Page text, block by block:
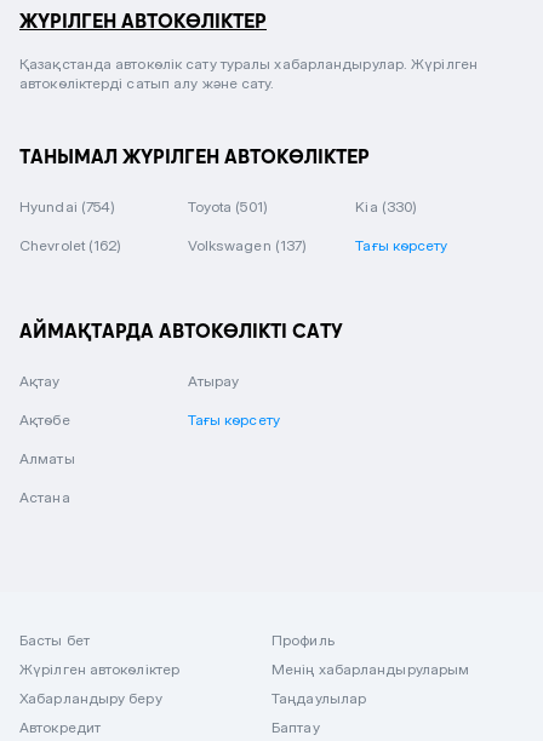
ЖҮРІЛГЕН АВТОКӨЛІКТЕР
Қазақстанда автокөлік сату туралы хабарландырулар. Жүрілген
автокөліктерді сатып алу және сату.
ТАНЫМАЛ ЖҮРІЛГЕН АВТОКӨЛІКТЕР
Hyundai (754) Toyota (501) Kia (330)
Chevrolet (162) Volkswagen (137) Тағы көрсету
АЙМАҚТАРДА АВТОКӨЛІКТІ САТУ
Ақтау
Ақтөбе
Алматы
Астана
Атырау
Тағы көрсету
Басты бет
Жүрілген автокөліктер
Хабарландыру беру
Автокредит
Профиль
Менің хабарландыруларым
Таңдаулылар
Баптау